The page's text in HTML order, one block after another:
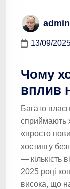
admin
13/09/
Чому
вплив
Багато
сприймають
«просто
хостингу
— кількість
2025 році
висока, що